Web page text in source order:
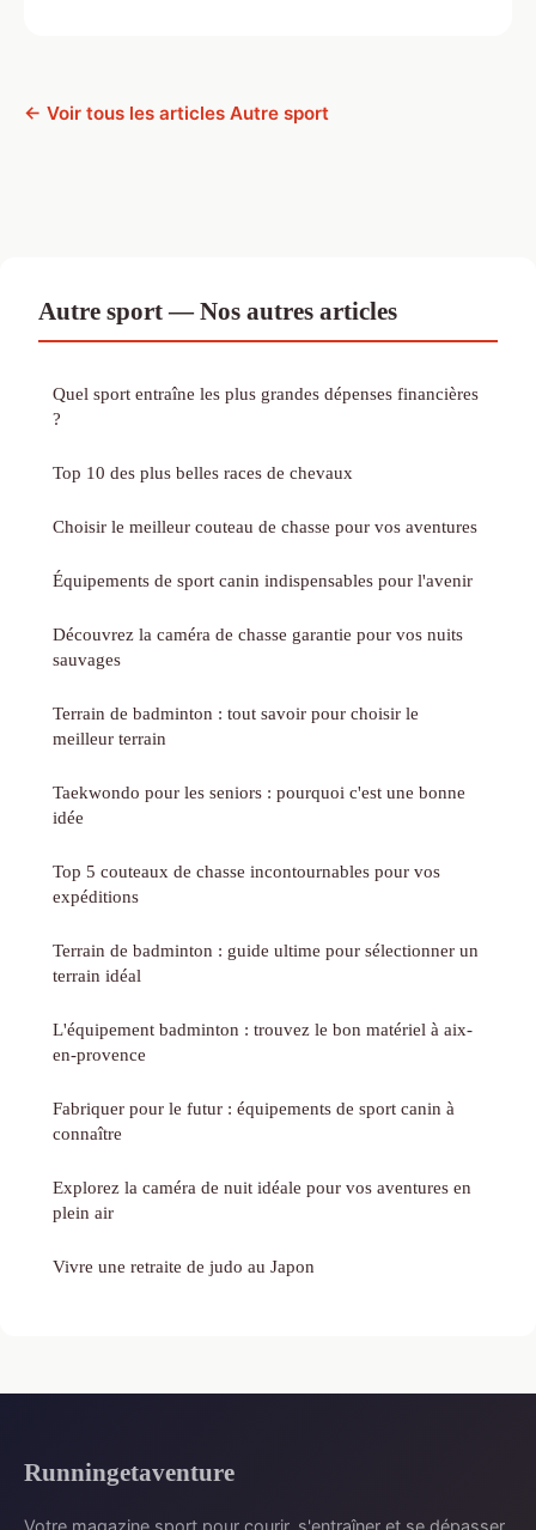
← Voir tous les articles Autre sport
Autre sport — Nos autres articles
Quel sport entraîne les plus grandes dépenses financières
?
Top 10 des plus belles races de chevaux
Choisir le meilleur couteau de chasse pour vos aventures
Équipements de sport canin indispensables pour l'avenir
Découvrez la caméra de chasse garantie pour vos nuits
sauvages
Terrain de badminton : tout savoir pour choisir le
meilleur terrain
Taekwondo pour les seniors : pourquoi c'est une bonne
idée
Top 5 couteaux de chasse incontournables pour vos
expéditions
Terrain de badminton : guide ultime pour sélectionner un
terrain idéal
L'équipement badminton : trouvez le bon matériel à aix-
en-provence
Fabriquer pour le futur : équipements de sport canin à
connaître
Explorez la caméra de nuit idéale pour vos aventures en
plein air
Vivre une retraite de judo au Japon
Runningetaventure